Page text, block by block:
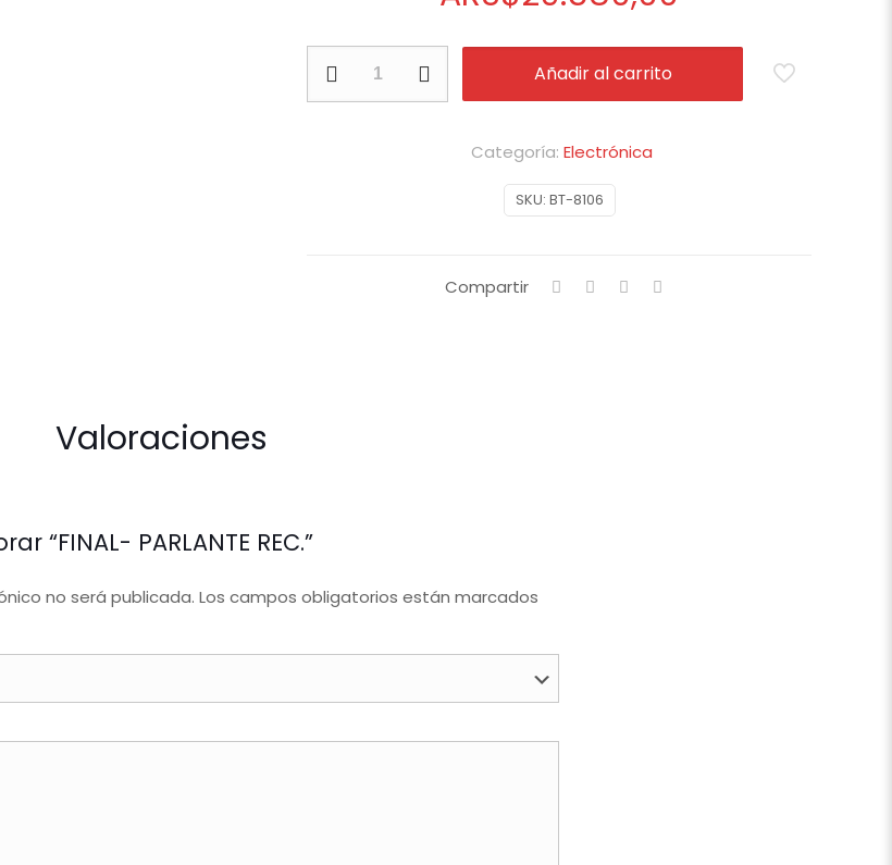
Añadir al carrito
SKU: BT-8106
Categoría: Electrónica
Compartir
Valoraciones
“FINAL- PARLANTE REC.”
no será publicada. Los campos obligatorios están marcados